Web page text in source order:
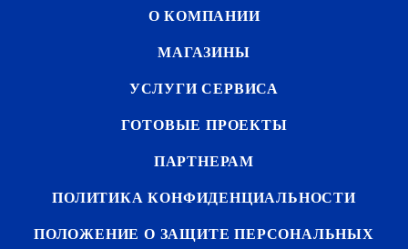
О КОМПАНИИ
МАГАЗИНЫ
УСЛУГИ СЕРВИСА
ГОТОВЫЕ ПРОЕКТЫ
ПАРТНЕРАМ
ПОЛИТИКА КОНФИДЕНЦИАЛЬНОСТИ
ПОЛОЖЕНИЕ О ЗАЩИТЕ ПЕРСОНАЛЬНЫХ